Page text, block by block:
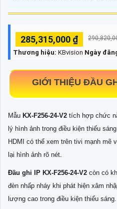
285,315,000 ₫
Thương hiệu: KBvision Ngày
GIỚI THIỆU ĐẦU
Mẫu KX-F256-24-V2 tích hợp chức
lý hình ảnh trong điều kiện thiếu
HDMI có thể xem trên tivi mạnh mẽ
lại hình ảnh rõ nét.
Đầu ghi IP KX-F256-24-V2 còn có
đèn nhấp nháy khi phát hiện xâm
lượng cao trong điều kiện thiếu sáng.